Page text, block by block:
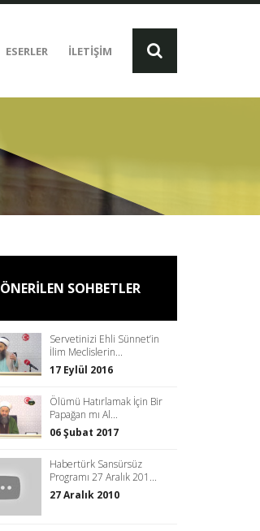
ESERLER İLETİŞİM
ÖNERİLEN SOHBETLER
Servetinizi Ehli Sünnet’in
İlim Meclislerin...
17 Eylül 2016
Ölümü Hatırlamak İçin Bir
Papağan mı Al...
06 Şubat 2017
Habertürk Sansürsüz
Programı 27 Aralık 201...
27 Aralık 2010